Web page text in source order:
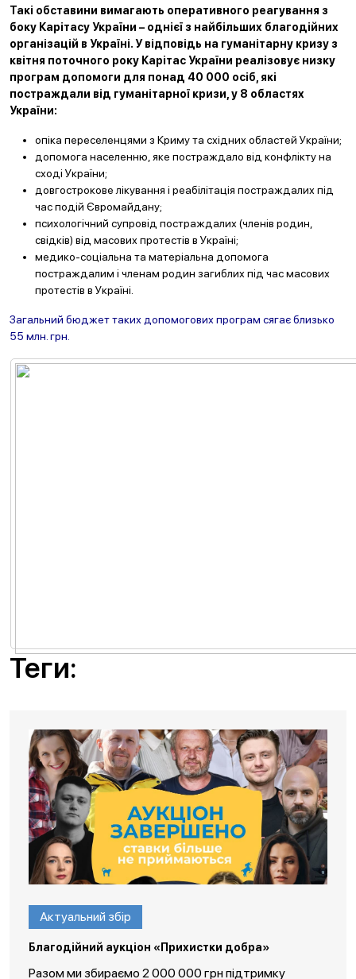
Такі обставини вимагають оперативного реагування з
боку Карітасу України – однієї з найбільших благодійних
організацій в Україні. У відповідь на гуманітарну кризу з
квітня поточного року Карітас України реалізовує низку
програм допомоги для понад 40 000 осіб, які
постраждали від гуманітарної кризи, у 8 областях
України:
опіка переселенцями з Криму та східних областей України;
допомога населенню, яке постраждало від конфлікту на
сході України;
довгострокове лікування і реабілітація постраждалих під
час подій Євромайдану;
психологічний супровід постраждалих (членів родин,
свідків) від масових протестів в Україні;
медико-соціальна та матеріальна допомога
постраждалим і членам родин загиблих під час масових
протестів в Україні.
Загальний бюджет таких допомогових програм сягає близько
55 млн. грн.
Теги:
Актуальний збір
Благодійний аукціон «Прихистки добра»
Разом ми збираємо 2 000 000 грн підтримку